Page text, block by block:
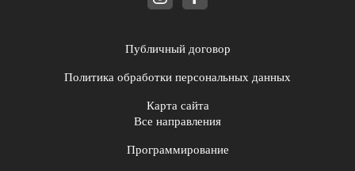
Публичный договор
Политика обработки персональных данных
Карта сайта
Все направления
Программирование